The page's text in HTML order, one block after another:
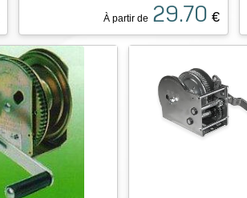
À partir de 29.70 €